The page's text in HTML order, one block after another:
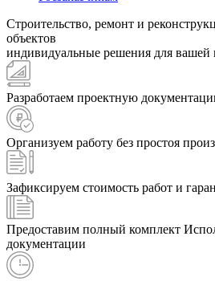
Строительство, ремонт и
объектов
индивидуальные решения для вашей
Разработаем проектную
Организуем работу без простоя
Зафиксируем стоимость работ и
Предоставим полный комплект
документации